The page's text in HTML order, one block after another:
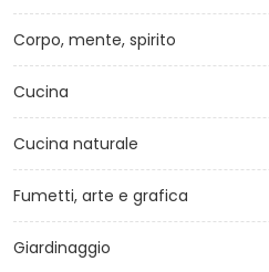
Corpo, mente, spirito
Cucina
Cucina naturale
Fumetti, arte e grafica
Giardinaggio